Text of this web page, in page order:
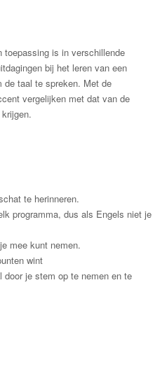
toepassing is in verschillende
bij het leren van een
de taal te spreken. Met de
vergelijken met dat van de
te herinneren.
programma, dus als Engels niet je
mee kunt nemen.
wint
je stem op te nemen en te